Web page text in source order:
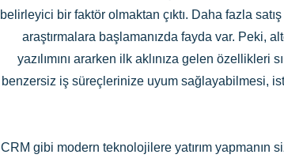
belirleyici bir faktör olmaktan çıktı. Daha fazla
araştırmalara başlamanızda fayda var. Peki,
yazılımını ararken ilk aklınıza gelen
benzersiz iş süreçlerinize uyum sağlayabilmesi,
CRM gibi modern teknolojilere yatırım yapmanın